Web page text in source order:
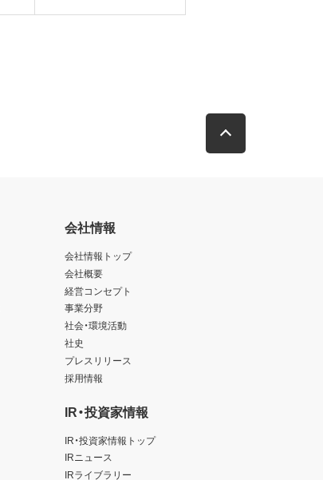
会社情報
会社情報トップ
会社概要
経営コンセプト
事業分野
社会・環境活動
社史
プレスリリース
採用情報
IR・投資家情報
IR・投資家情報トップ
IRニュース
IRライブラリー